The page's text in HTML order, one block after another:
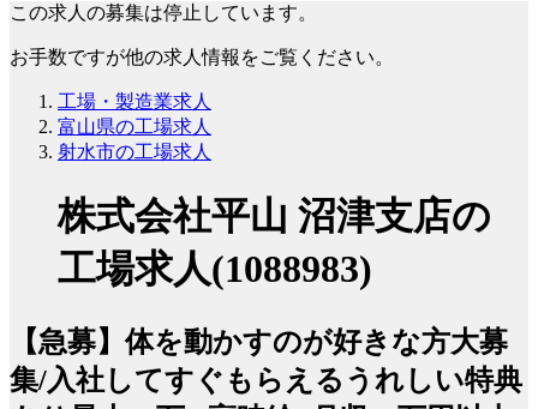
この求人の募集は停止しています。
お手数ですが他の求人情報をご覧ください。
工場・製造業求人
富山県の工場求人
射水市の工場求人
株式会社平山 沼津支店の
工場求人(1088983)
【急募】体を動かすのが好きな方大募
集/入社してすぐもらえるうれしい特典